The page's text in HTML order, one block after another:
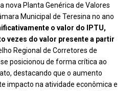
nova Planta Genérica de Valores
Municipal de Teresina no ano
o valor do IPTU,
vezes do valor presente a partir
Regional de Corretores de
se posicionou de forma crítica ao
destacando que o aumento
impacto na atividade econômica e